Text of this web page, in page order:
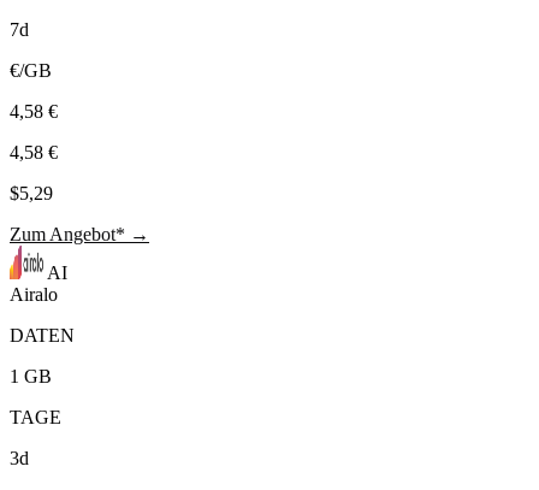
7d
€/GB
4,58 €
4,58 €
$5,29
Zum Angebot* →
AI
Airalo
DATEN
1 GB
TAGE
3d